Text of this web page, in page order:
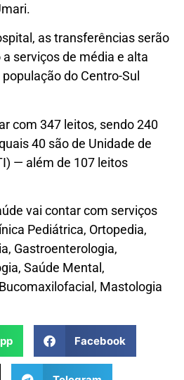
as transferências serão
serviços de média e alta
do Centro-Sul
com 347 leitos, sendo 240
40 são de Unidade de
— além de 107 leitos
vai contar com serviços
Pediátrica, Ortopedia,
Gastroenterologia,
Saúde Mental,
Mastologia
Facebook